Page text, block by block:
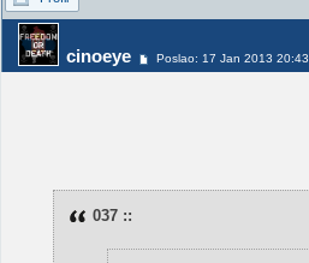
cinoeye Poslao: 17 Jan 2013 20:43
037 ::